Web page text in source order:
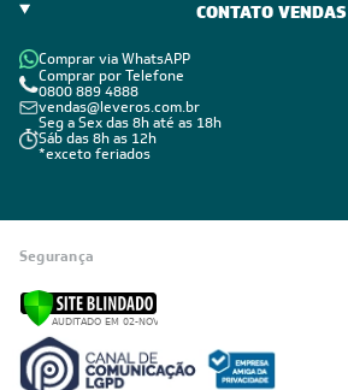
CONTATO VENDAS
Comprar via WhatsAPP
Comprar por Telefone
0800 889 4888
vendas@leveros.com.br
Seg a Sex das 8h até as 18h
Sáb das 8h as 12h
*exceto feriados
Segurança